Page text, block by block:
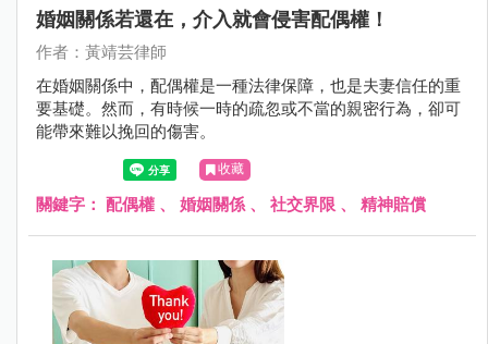
婚姻關係若還在，介入就會侵害配偶權！
作者：黃靖芸律師
在婚姻關係中，配偶權是一種法律保障，也是夫妻信任的重
要基礎。然而，有時候一時的疏忽或不當的親密行為，卻可
能帶來難以挽回的傷害。
收藏
關鍵字： 配偶權 、 婚姻關係 、 社交界限 、 精神賠償